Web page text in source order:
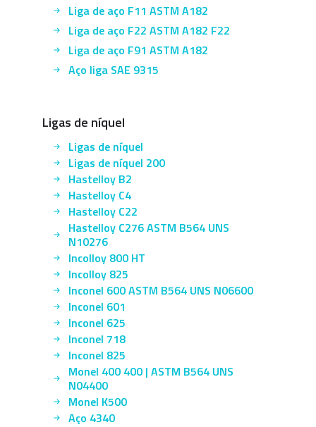
Liga de aço F11 ASTM A182
Liga de aço F22 ASTM A182 F22
Liga de aço F91 ASTM A182
Aço liga SAE 9315
Ligas de níquel
Ligas de níquel
Ligas de níquel 200
Hastelloy B2
Hastelloy C4
Hastelloy C22
Hastelloy C276 ASTM B564 UNS
N10276
Incolloy 800 HT
Incolloy 825
Inconel 600 ASTM B564 UNS N06600
Inconel 601
Inconel 625
Inconel 718
Inconel 825
Monel 400 400 | ASTM B564 UNS
N04400
Monel K500
Aço 4340